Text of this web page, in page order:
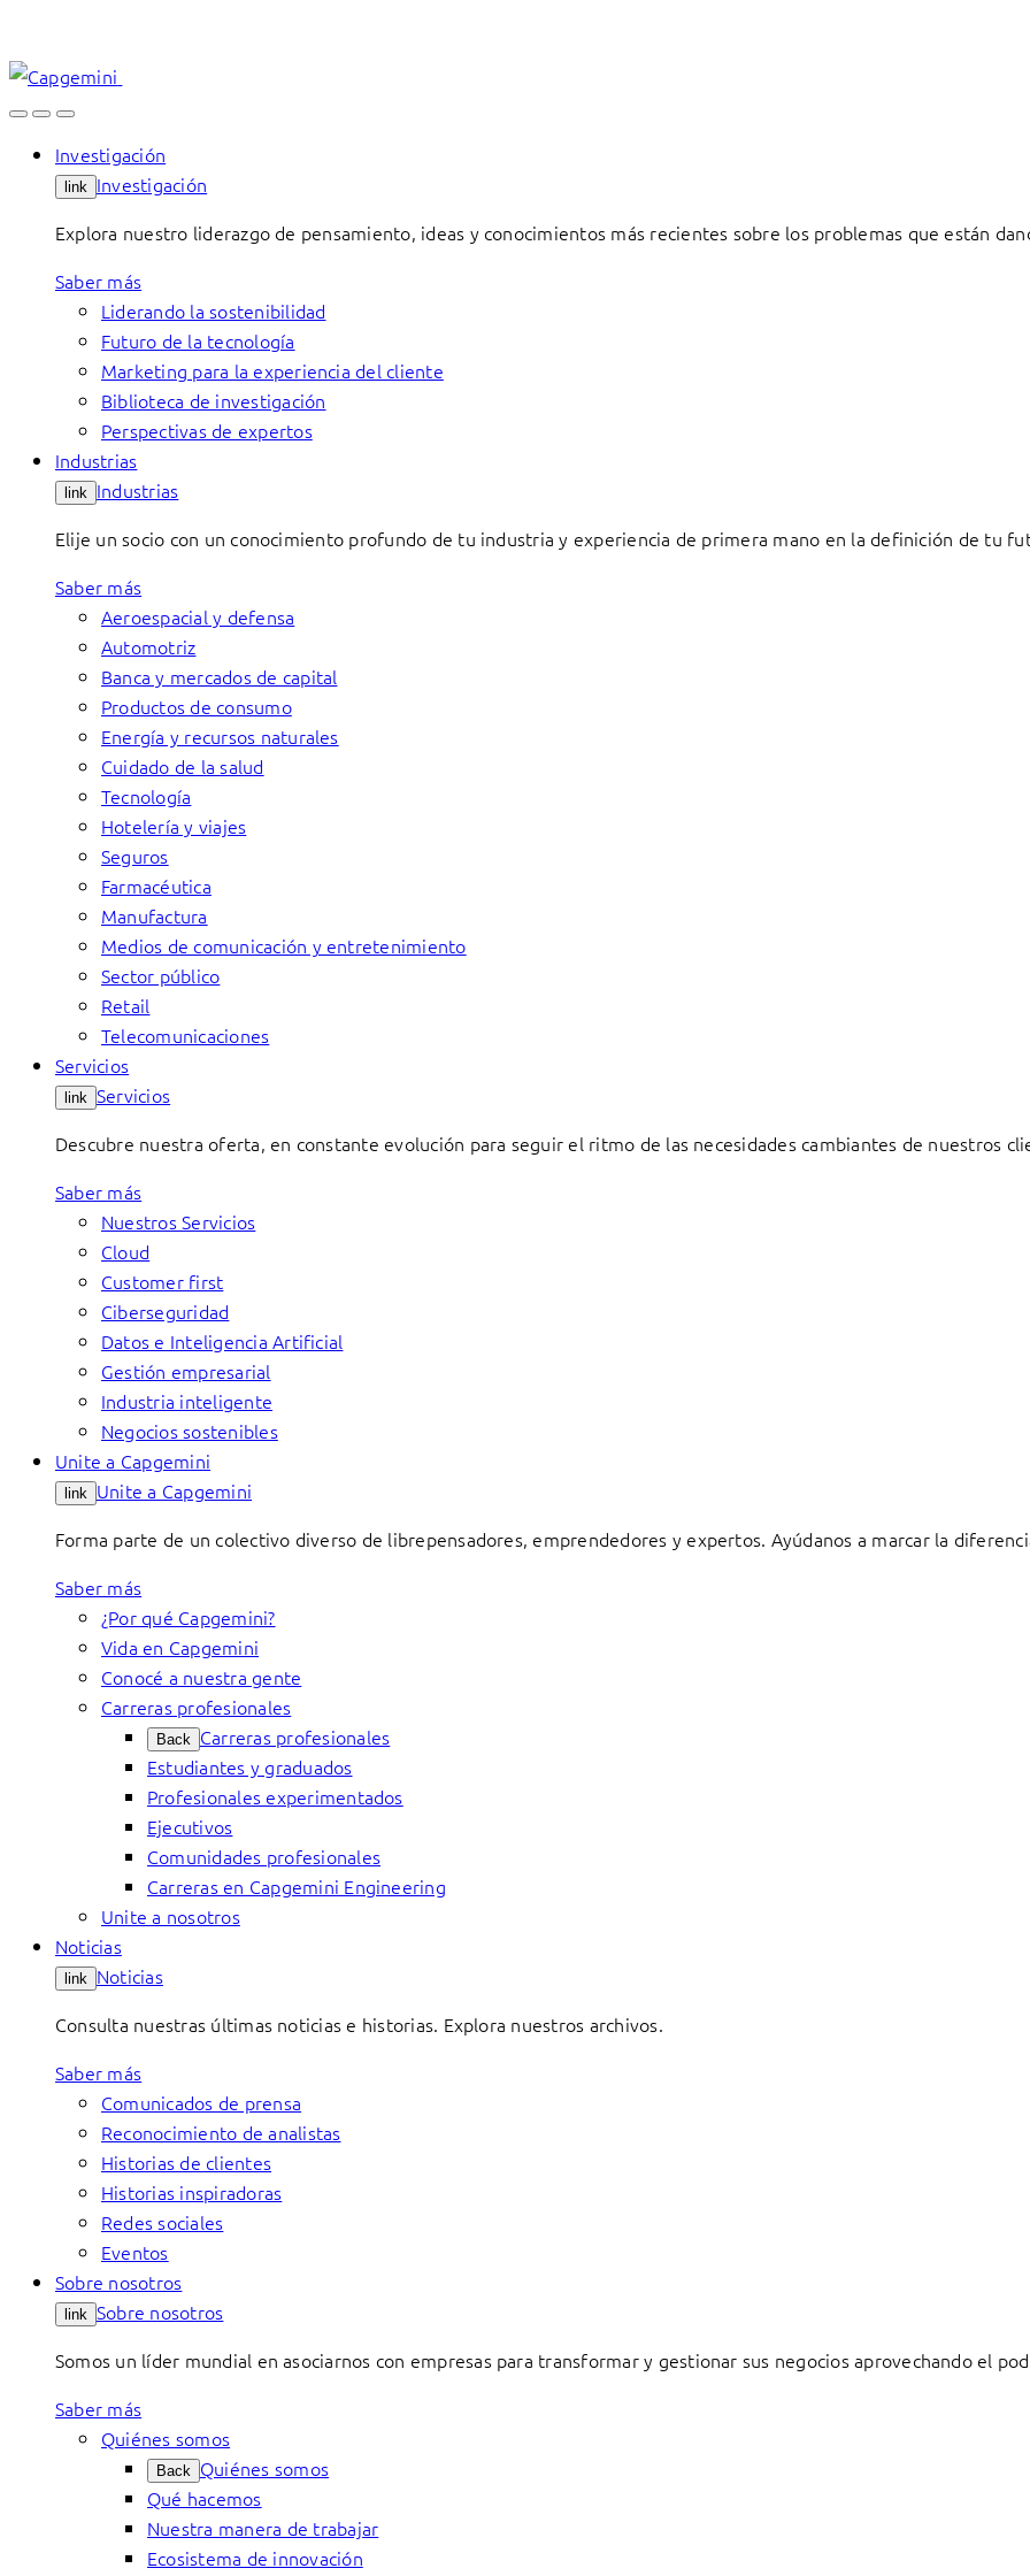
content
Investigación
link Investigación
Explora nuestro liderazgo de pensamiento, ideas y conocimientos más recientes sobre los problemas que están
Saber más
Liderando la sostenibilidad
Futuro de la tecnología
Marketing para la experiencia del cliente
Biblioteca de investigación
Perspectivas de expertos
Industrias
link Industrias
Elije un socio con un conocimiento profundo de tu industria y experiencia de primera mano en la definición de tu
Saber más
Aeroespacial y defensa
Automotriz
Banca y mercados de capital
Productos de consumo
Energía y recursos naturales
Cuidado de la salud
Tecnología
Hotelería y viajes
Seguros
Farmacéutica
Manufactura
Medios de comunicación y entretenimiento
Sector público
Retail
Telecomunicaciones
Servicios
link Servicios
Descubre nuestra oferta, en constante evolución para seguir el ritmo de las necesidades cambiantes de nuestros
Saber más
Nuestros Servicios
Cloud
Customer first
Ciberseguridad
Datos e Inteligencia Artificial
Gestión empresarial
Industria inteligente
Negocios sostenibles
Unite a Capgemini
link Unite a Capgemini
Forma parte de un colectivo diverso de librepensadores, emprendedores y expertos. Ayúdanos a marcar la
Saber más
¿Por qué Capgemini?
Vida en Capgemini
Conocé a nuestra gente
Carreras profesionales
Back Carreras profesionales
Estudiantes y graduados
Profesionales experimentados
Ejecutivos
Comunidades profesionales
Carreras en Capgemini Engineering
Unite a nosotros
Noticias
link Noticias
Consulta nuestras últimas noticias e historias. Explora nuestros archivos.
Saber más
Comunicados de prensa
Reconocimiento de analistas
Historias de clientes
Historias inspiradoras
Redes sociales
Eventos
Sobre nosotros
link Sobre nosotros
Somos un líder mundial en asociarnos con empresas para transformar y gestionar sus negocios aprovechando el
Saber más
Quiénes somos
Back Quiénes somos
Qué hacemos
Nuestra manera de trabajar
Ecosistema de innovación